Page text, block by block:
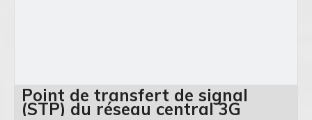
Point de transfert de signal
(STP) du réseau central 3G